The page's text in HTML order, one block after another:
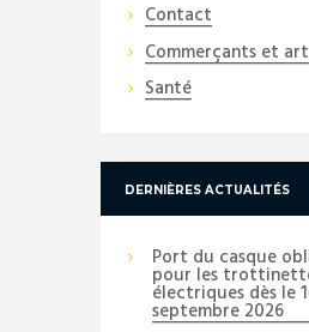
Contact
Commerçants et
Santé
DERNIÈRES ACTUALITÉS
Port du casque
pour les
électriques dès le
septembre 2026